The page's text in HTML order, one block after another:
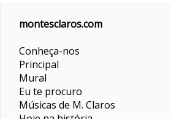
montesclaros.com
Conheça-nos
Principal
Mural
Eu te procuro
Músicas de M. Claros